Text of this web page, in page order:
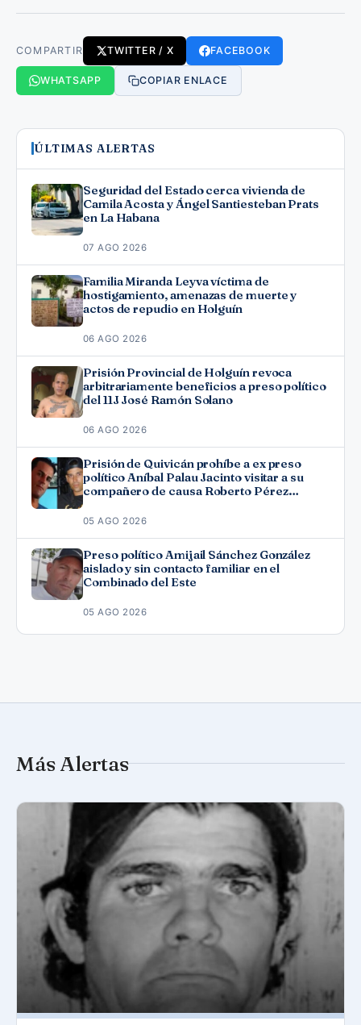
COMPARTIR TWITTER / X FACEBOOK
WHATSAPP COPIAR ENLACE
ÚLTIMAS ALERTAS
Seguridad del Estado cerca vivienda de
Camila Acosta y Ángel Santiesteban Prats
en La Habana
07 AGO 2026
Familia Miranda Leyva víctima de
hostigamiento, amenazas de muerte y
actos de repudio en Holguín
06 AGO 2026
Prisión Provincial de Holguín revoca
arbitrariamente beneficios a preso político
del 11J José Ramón Solano
06 AGO 2026
Prisión de Quivicán prohíbe a ex preso
político Aníbal Palau Jacinto visitar a su
compañero de causa Roberto Pérez
05 AGO 2026
Preso político Amijail Sánchez González
aislado y sin contacto familiar en el
Combinado del Este
05 AGO 2026
Más Alertas